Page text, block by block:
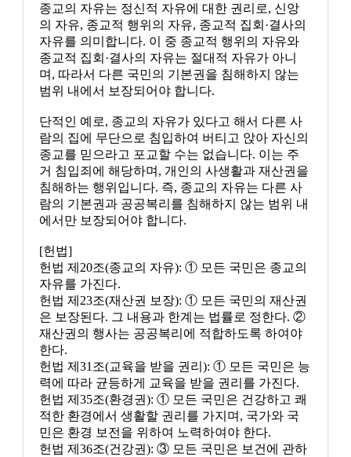
종교의 자유는 정신적 자유에 대한 권리로, 신앙
의 자유, 종교적 행위의 자유, 종교적 집회·결사의
자유를 의미합니다. 이 중 종교적 행위의 자유와
종교적 집회·결사의 자유는 절대적 자유가 아니
며, 따라서 다른 국민의 기본권을 침해하지 않는
범위 내에서 보장되어야 합니다.
단적인 예로, 종교의 자유가 있다고 해서 다른 사
람의 집에 무단으로 침입하여 버티고 앉아 자신의
종교를 믿으라고 포교할 수는 없습니다. 이는 주
거 침입죄에 해당하며, 개인의 사생활과 재산권을
침해하는 행위입니다. 즉, 종교의 자유는 다른 사
람의 기본권과 공공복리를 침해하지 않는 범위 내
에서만 보장되어야 합니다.
[헌법]
헌법 제20조(종교의 자유): ① 모든 국민은 종교의
자유를 가진다.
헌법 제23조(재산권 보장): ① 모든 국민의 재산권
은 보장된다. 그 내용과 한계는 법률로 정한다. ②
재산권의 행사는 공공복리에 적합하도록 하여야
한다.
헌법 제31조(교육을 받을 권리): ① 모든 국민은 능
력에 따라 균등하게 교육을 받을 권리를 가진다.
헌법 제35조(환경권): ① 모든 국민은 건강하고 쾌
적한 환경에서 생활할 권리를 가지며, 국가와 국
민은 환경 보전을 위하여 노력하여야 한다.
헌법 제36조(건강권): ③ 모든 국민은 보건에 관하